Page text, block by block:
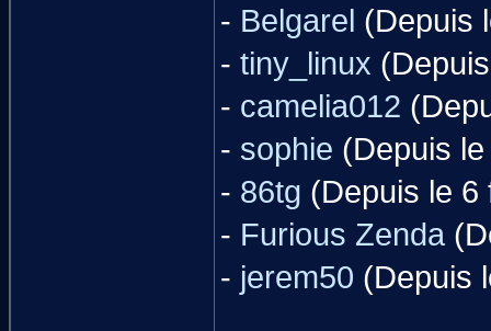
- Belgarel (Depuis
- tiny_linux
- camelia012
- sophie (Depuis
- 86tg (Depuis le 6
- Furious Zenda
- jerem50 (Depuis